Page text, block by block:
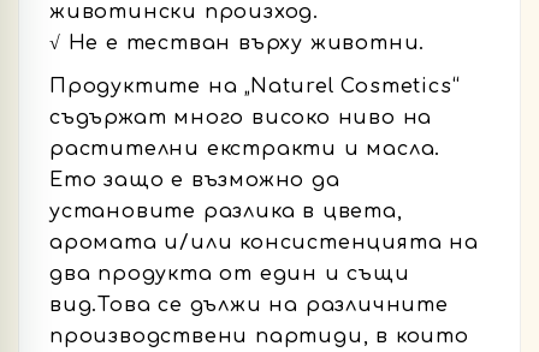
животински произход.
√ Не е тестван върху животни.
Продуктите на „Naturel Cosmetics“
съдържат много високо ниво на
растителни екстракти и масла.
Ето защо е възможно да
установите разлика в цвета,
аромата и/или консистенцията на
два продукта от един и същи
вид.Това се дължи на различните
производствени партиди, в които